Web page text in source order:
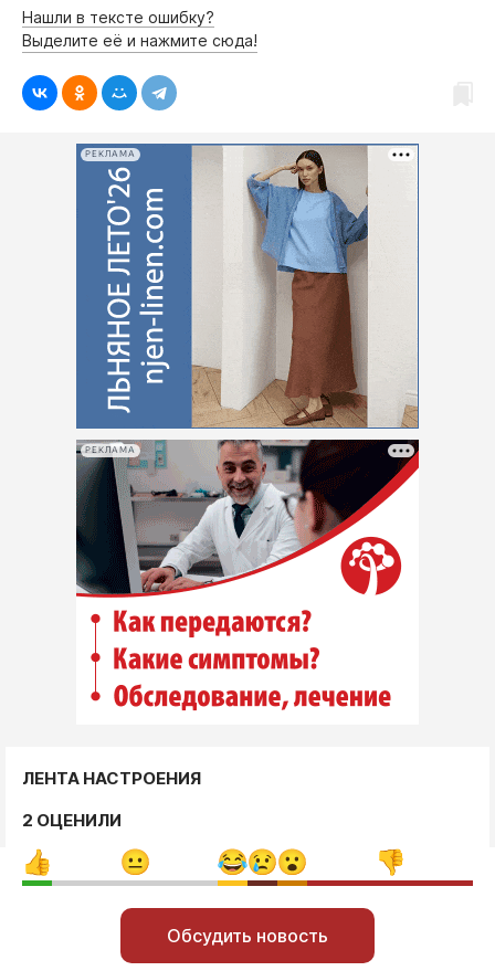
Нашли в тексте ошибку?
Выделите её и нажмите сюда!
РЕКЛАМА
РЕКЛАМА
ЛЕНТА НАСТРОЕНИЯ
2 ОЦЕНИЛИ
Обсудить новость